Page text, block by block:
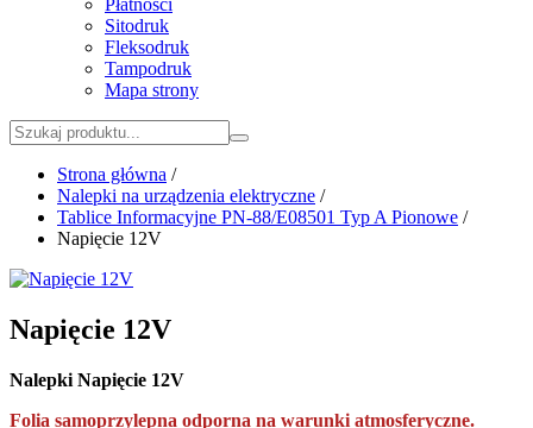
Płatności
Sitodruk
Fleksodruk
Tampodruk
Mapa strony
Strona główna /
Nalepki na urządzenia elektryczne /
Tablice Informacyjne PN-88/E08501 Typ A Pionowe /
Napięcie 12V
Napięcie 12V
Nalepki Napięcie 12V
Folia samoprzylepna odporna na warunki atmosferyczne.